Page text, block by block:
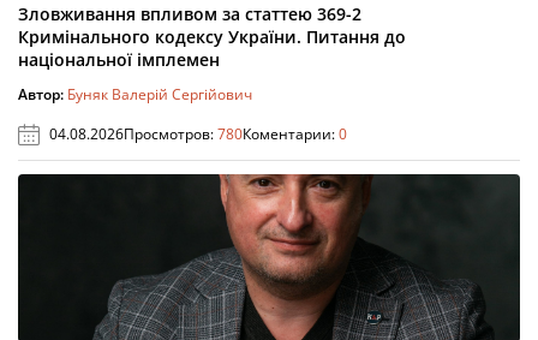
Зловживання впливом за статтею 369-2
Кримінального кодексу України. Питання до
національної імплемен
Автор: Буняк Валерій Сергійович
04.08.2026Просмотров:780Коментарии:0